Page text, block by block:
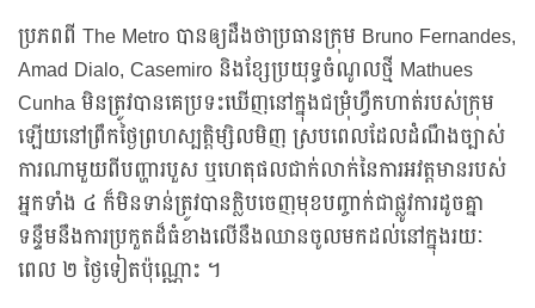
ប្រភពពី The Metro បានឲ្យដឹងថាប្រធានក្រុម Bruno Fernandes,
Amad Dialo, Casemiro និងខ្សែប្រយុទ្ធចំណូលថ្មី Mathues
Cunha មិនត្រូវបានគេប្រទះឃើញនៅក្នុងជម្រុំហ្វឹកហាត់របស់ក្រុម
ឡើយនៅព្រឹកថ្ងៃព្រហស្បត្តិម្សិលមិញ ស្របពេលដែលដំណឹងច្បាស់
ការណាមួយពីបញ្ហារបួស ឬហេតុផលជាក់លាក់នៃការអវត្តមានរបស់
អ្នកទាំង ៤ ក៏មិនទាន់ត្រូវបានក្លិបចេញមុខបញ្ចាក់ជាផ្លូវការដូចគ្នា
ទន្ទឹមនឹងការប្រកួតដ៏ធំខាងលើនឹងឈានចូលមកដល់នៅក្នុងរយៈ
ពេល ២ ថ្ងៃទៀតប៉ុណ្ណោះ ។